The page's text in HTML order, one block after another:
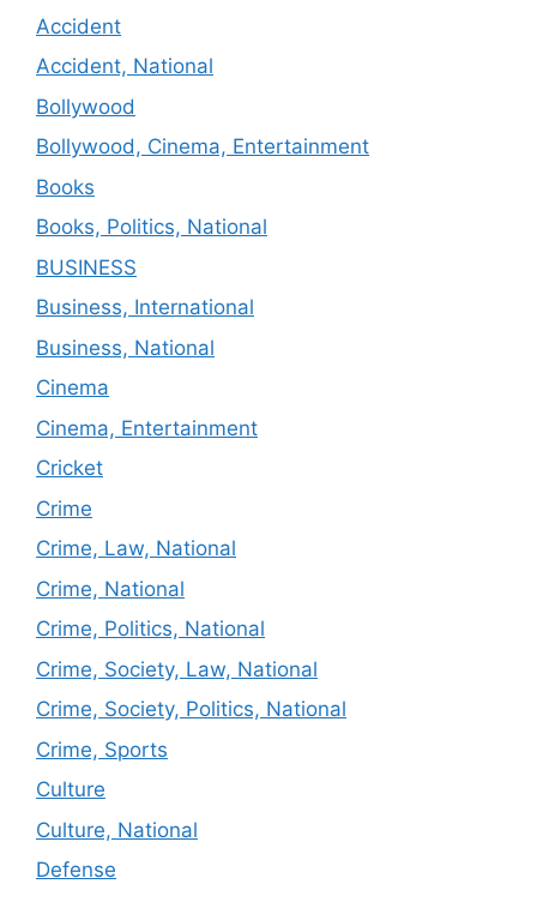
Accident
Accident, National
Bollywood
Bollywood, Cinema, Entertainment
Books
Books, Politics, National
BUSINESS
Business, International
Business, National
Cinema
Cinema, Entertainment
Cricket
Crime
Crime, Law, National
Crime, National
Crime, Politics, National
Crime, Society, Law, National
Crime, Society, Politics, National
Crime, Sports
Culture
Culture, National
Defense